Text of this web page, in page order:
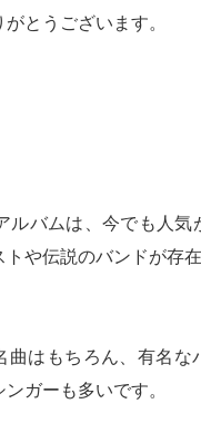
とうございます。
ルバムは、今でも人気
や伝説のバンドが存在
曲はもちろん、有名な
ガーも多いです。